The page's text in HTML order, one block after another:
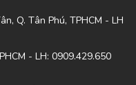
Q. Tân Phú, TPHCM - LH
- LH: 0909.429.650